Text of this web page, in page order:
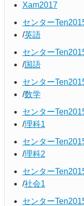
Xam2017
センター
英語
センター
国語
センター
数学
センター
理科1
センター
理科2
センター
社会1
センター